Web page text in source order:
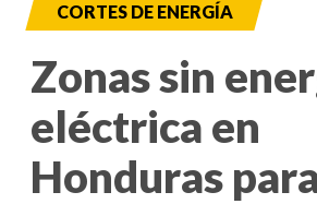
CORTES DE ENERGÍA
Zonas sin
eléctrica en
Honduras